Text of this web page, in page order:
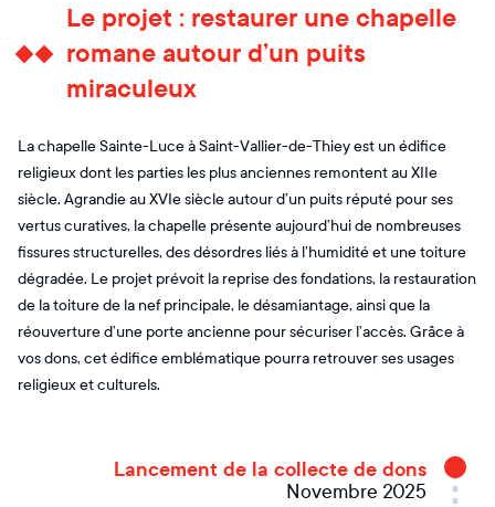
Le projet : restaurer une chapelle
romane autour d’un puits
miraculeux
La chapelle Sainte-Luce à Saint-Vallier-de-Thiey est un édifice
religieux dont les parties les plus anciennes remontent au XIIe
siècle. Agrandie au XVIe siècle autour d’un puits réputé pour ses
vertus curatives, la chapelle présente aujourd’hui de nombreuses
fissures structurelles, des désordres liés à l’humidité et une toiture
dégradée. Le projet prévoit la reprise des fondations, la restauration
de la toiture de la nef principale, le désamiantage, ainsi que la
réouverture d’une porte ancienne pour sécuriser l’accès. Grâce à
vos dons, cet édifice emblématique pourra retrouver ses usages
religieux et culturels.
Lancement de la collecte de dons
Novembre 2025